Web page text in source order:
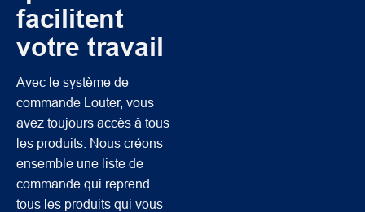
facilitent
votre travail
Avec le système de
commande Louter, vous
avez toujours accès à tous
les produits. Nous créons
ensemble une liste de
commande qui reprend
tous les produits qui vous